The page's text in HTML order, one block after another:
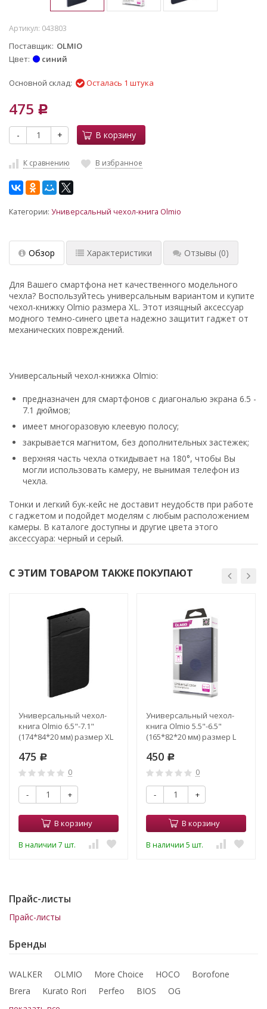
Артикул: 043803
Поставщик OLMIO
Цвет
синий
Основной склад: Осталась 1 штука
475 Р
- + В корзину
К сравнению В избранное
Категории: Универсальный чехол-книга Olmio
Обзор Характеристики Отзывы (0)
Для Вашего смартфона нет качественного модельного
чехла? Воспользуйтесь универсальным вариантом и купите
чехол-книжку Olmio размера XL. Этот изящный аксессуар
модного темно-синего цвета надежно защитит гаджет от
механических повреждений.
Универсальный чехол-книжка Olmio:
предназначен для смартфонов с диагональю экрана 6.5 -
7.1 дюймов;
имеет многоразовую клеевую полосу;
закрывается магнитом, без дополнительных застежек;
верхняя часть чехла откидывает на 180°, чтобы Вы
могли использовать камеру, не вынимая телефон из
чехла.
Тонки и легкий бук-кейс не доставит неудобств при работе
с гаджетом и подойдет моделям с любым расположением
камеры. В каталоге доступны и другие цвета этого
аксессуара: черный и серый.
С ЭТИМ ТОВАРОМ ТАКЖЕ ПОКУПАЮТ
Универсальный чехол-
книга Olmio 6.5"-7.1"
(174*84*20 мм) размер XL
475 Р
0
- +
В корзину
В наличии 7 шт.
Универсальный чехол-
книга Olmio 5.5"-6.5"
(165*82*20 мм) размер L
450 Р
0
- +
В корзину
В наличии 5 шт.
Прайс-листы
Прайс-листы
Бренды
WALKER OLMIO More Choice HOCO
Borofone
Brera
Kurato Rori Perfeo BIOS OG